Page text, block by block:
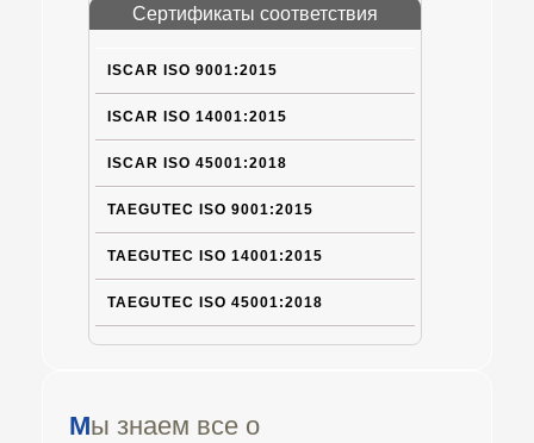
Сертификаты соответствия
ISCAR ISO 9001:2015
ISCAR ISO 14001:2015
ISCAR ISO 45001:2018
TAEGUTEC ISO 9001:2015
TAEGUTEC ISO 14001:2015
TAEGUTEC ISO 45001:2018
Мы знаем все о